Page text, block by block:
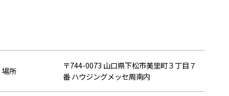
場所
〒744-0073 山口県下松市美里町３丁目７
番 ハウジングメッセ周南内